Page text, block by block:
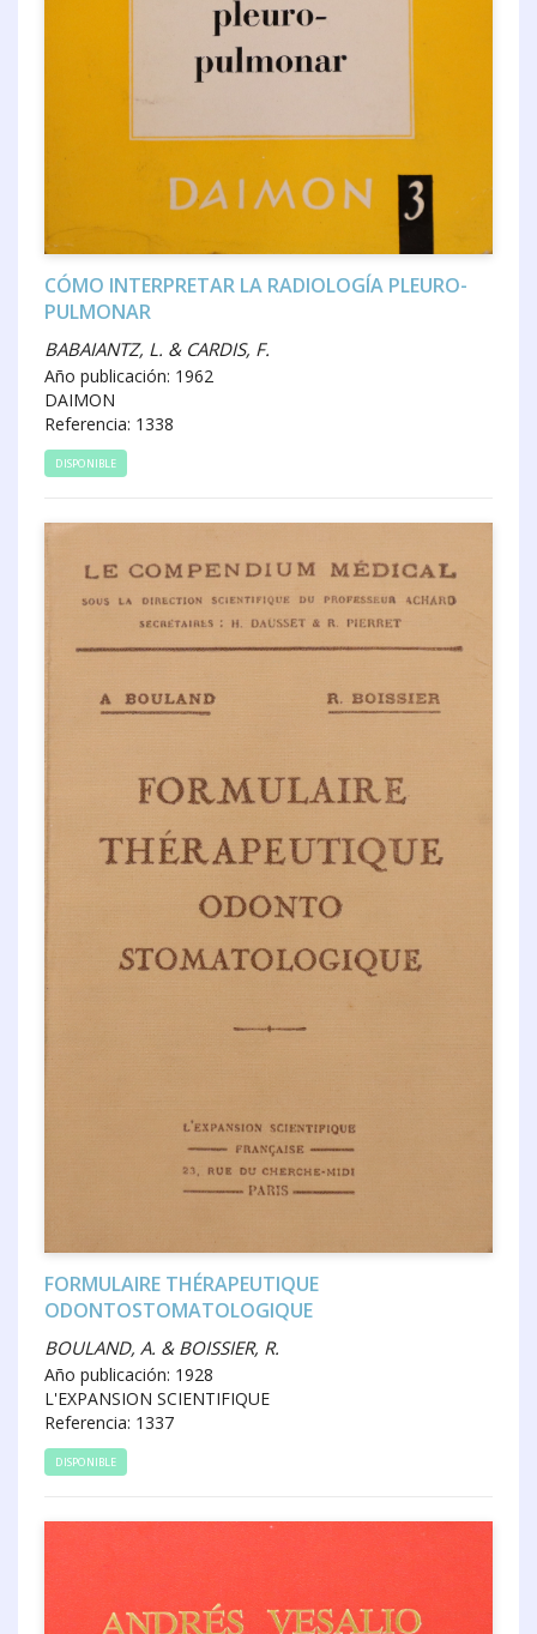
CÓMO INTERPRETAR LA RADIOLOGÍA PLEURO-
PULMONAR
BABAIANTZ, L. & CARDIS, F.
Año publicación: 1962
DAIMON
Referencia: 1338
DISPONIBLE
FORMULAIRE THÉRAPEUTIQUE
ODONTOSTOMATOLOGIQUE
BOULAND, A. & BOISSIER, R.
Año publicación: 1928
L'EXPANSION SCIENTIFIQUE
Referencia: 1337
DISPONIBLE